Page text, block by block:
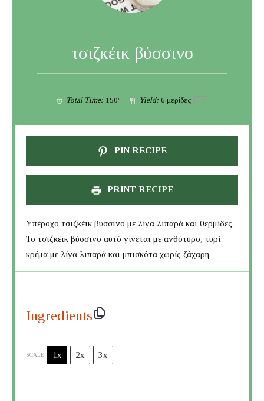
τσιζκέικ βύσσινο
Total Time: 150' Yield: 6 μερίδες 1 x
PIN RECIPE
PRINT RECIPE
Υπέροχο τσιζκέικ βύσσινο με λίγα λιπαρά και θερμίδες.
Το τσιζκέικ βύσσινο αυτό γίνεται με ανθότυρο, τυρί
κρέμα με λίγα λιπαρά και μπισκότα χωρίς ζάχαρη.
Ingredients
SCALE 1x 2x 3x